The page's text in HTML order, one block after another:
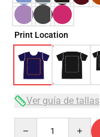
Print Location
Ver guía de tallas